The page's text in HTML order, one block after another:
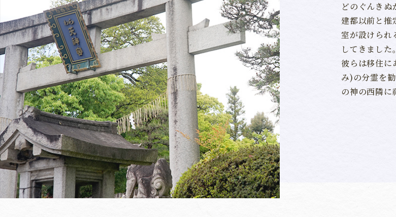
どのぐんき
建都以前と推
室が設けられ
してきました。
彼らは移住に
み)の分霊を
の神の西隣に